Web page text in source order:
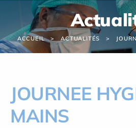
ACCUEIL ACTUALITÉS
JOURNEE
MAINS